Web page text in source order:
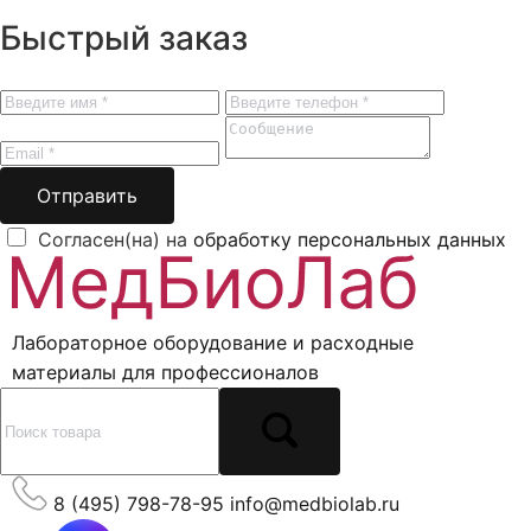
Быстрый заказ
Отправить
Согласен(на) на обработку персональных данных
Лабораторное оборудование и расходные
материалы для профессионалов
8 (495) 798-78-95 info@medbiolab.ru